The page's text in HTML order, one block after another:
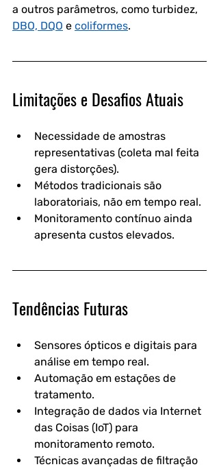
a outros parâmetros, como turbidez,
DBO, DQO e coliformes.
Limitações e Desafios Atuais
Necessidade de amostras
representativas (coleta mal feita
gera distorções).
Métodos tradicionais são
laboratoriais, não em tempo real.
Monitoramento contínuo ainda
apresenta custos elevados.
Tendências Futuras
Sensores ópticos e digitais para
análise em tempo real.
Automação em estações de
tratamento.
Integração de dados via Internet
das Coisas (IoT) para
monitoramento remoto.
Técnicas avançadas de filtração